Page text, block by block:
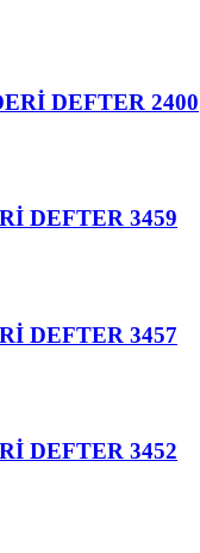
DEFTER 2400
DEFTER 3459
DEFTER 3457
DEFTER 3452